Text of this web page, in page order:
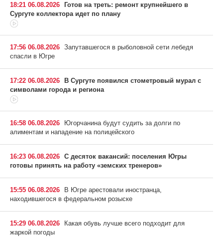
18:21 06.08.2026
Готов на треть: ремонт крупнейшего в
Сургуте коллектора идет по плану
17:56 06.08.2026 Запутавшегося в рыболовной сети лебедя
спасли в Югре
17:22 06.08.2026
В Сургуте появился стометровый мурал с
символами города и региона
16:58 06.08.2026
Югорчанина будут судить за долги по
алиментам и нападение на полицейского
16:23 06.08.2026 С десяток вакансий: поселения Югры
готовы принять на работу «земских тренеров»
15:55 06.08.2026
В Югре арестовали иностранца,
находившегося в федеральном розыске
15:29 06.08.2026
Какая обувь лучше всего подходит для
жаркой погоды